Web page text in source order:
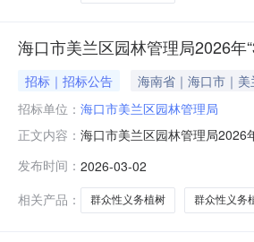
海口市美兰区园林管理局2026年
招标｜招标公告 海南省｜海口市｜美
招标单位： 海口市美兰区园林管理局
正文内容： 海口市美兰区园林管理局2026
羊蹄甲48株（胸径8cm,自然
发布时间： 2026-03-02
相关产品：
群众性义务植树 群众性义务